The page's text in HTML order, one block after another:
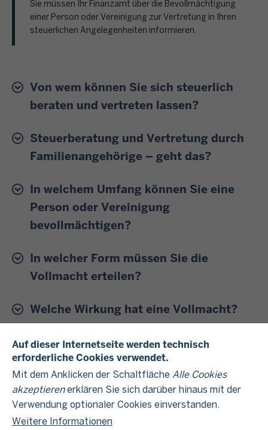
Auf dieser Internetseite werden technisch
erforderliche Cookies verwendet.
Mit dem Anklicken der Schaltfläche Alle Cookies
akzeptierenerklären Sie sich darüber hinaus mit der
Verwendung optionaler Cookies einverstanden.
Weitere Informationen
Sie müssen Ihr Finanzamt über die Bevollmächtigung
einer Person oder Vereinigung zur Vertretung in Ihren
steuerlichen Angelegenheiten informieren.
Von wem können Sie sich steuerlich
beraten und vertreten lassen?
Steuerberatung und Vertretung durch
Familienangehörige – geht das?
In welchem Umfang können Sie eine
Person oder Vereinigung
bevollmächtigen?
In welcher Form müssen Sie die
Vollmacht erteilen?
Welche Wirkung hat eine Vollmacht?
Wie lange bleibt eine (zeitlich
unbefristete) Vollmacht bestehen?
Müssen Sie die im Rahmen der
steuerlichen Beratung und Vertretung